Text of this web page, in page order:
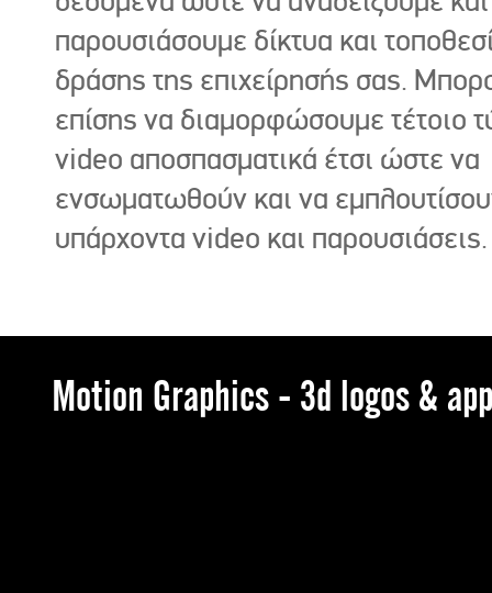
παρουσιάσουμε δίκτυα και
δράσης της επιχείρησής σας.
επίσης να διαμορφώσουμε τέτοιο
video αποσπασματικά έτσι ώστε να
ενσωματωθούν και να
υπάρχοντα video και παρουσιάσεις.
Motion Graphics - 3d logos &